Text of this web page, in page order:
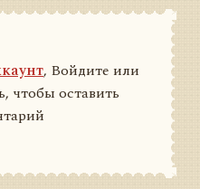
, Войдите или
чтобы оставить